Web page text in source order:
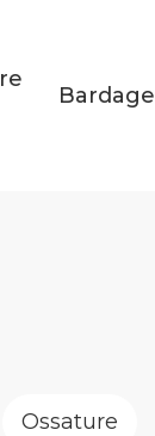
Bardage
Ossature